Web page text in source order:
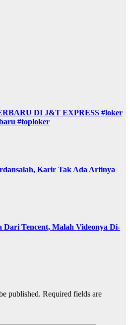
DI J&T EXPRESS #loker
#toploker
Karir Tak Ada Artinya
Tencent, Malah Videonya Di-
published. Required fields are